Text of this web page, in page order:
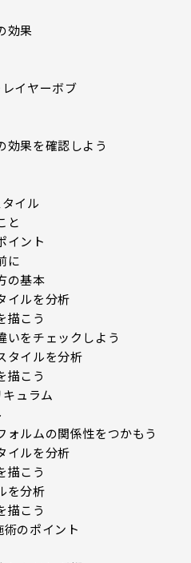
効果
イヤーボブ
効果を確認しよう
イル
と
イント
に
の基本
イルを分析
描こう
いをチェックしよう
タイルを分析
描こう
ュラム
ォルムの関係性をつかもう
イルを分析
描こう
を分析
描こう
術のポイント